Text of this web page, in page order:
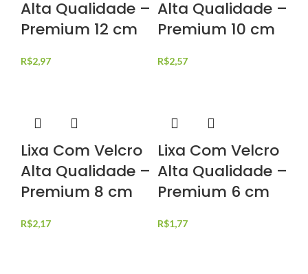
Alta Qualidade –
Premium 12 cm
R$2,97
Alta Qualidade –
Premium 10 cm
R$2,57
Lixa Com Velcro
Alta Qualidade –
Premium 8 cm
R$2,17
Lixa Com Velcro
Alta Qualidade –
Premium 6 cm
R$1,77